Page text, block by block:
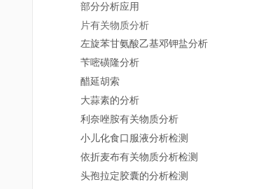
部分分析应用
片有关物质分析
左旋苯甘氨酸乙基邓钾盐分析
苄嘧磺隆分析
醋延胡索
大蒜素的分析
利奈唑胺有关物质分析
小儿化食口服液分析检测
依折麦布有关物质分析检测
头孢拉定胶囊的分析检测